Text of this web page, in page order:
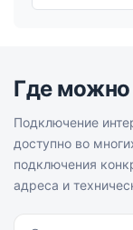
Где
Подключение
доступно во
подключения
адреса и